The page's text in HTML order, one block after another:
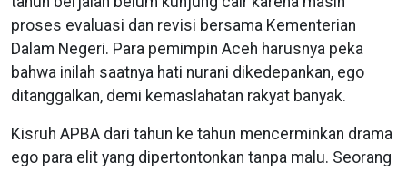
proses evaluasi dan revisi bersama Kementerian
Dalam Negeri. Para pemimpin Aceh harusnya peka
bahwa inilah saatnya hati nurani dikedepankan, ego
ditanggalkan, demi kemaslahatan rakyat banyak.
Kisruh APBA dari tahun ke tahun mencerminkan drama
ego para elit yang dipertontonkan tanpa malu. Seorang